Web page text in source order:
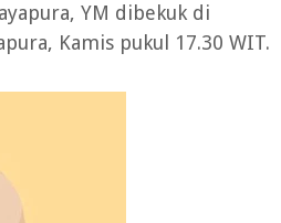
YM dibekuk di
Kamis pukul 17.30 WIT.